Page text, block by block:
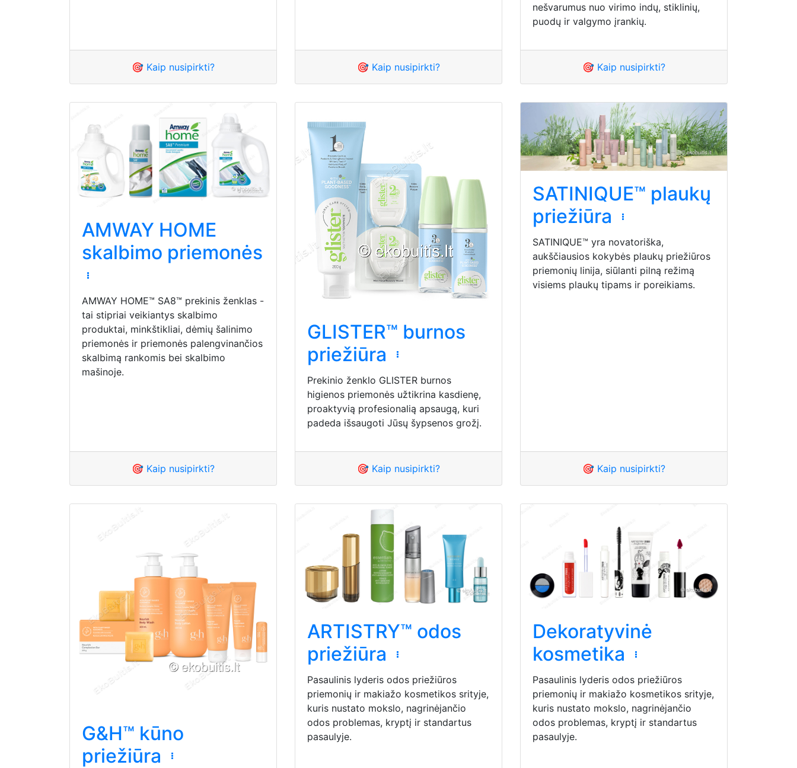
🎯 Kaip nusipirkti? 🎯 Kaip nusipirkti?
nešvarumus nuo virimo indų, stiklinių,
puodų ir valgymo įrankių.
🎯 Kaip nusipirkti?
AMWAY HOME
skalbimo priemonės
AMWAY HOME™ SA8™ prekinis ženklas -
tai stipriai veikiantys skalbimo
produktai, minkštikliai, dėmių šalinimo
priemonės ir priemonės palengvinančios
skalbimą rankomis bei skalbimo
mašinoje.
🎯 Kaip nusipirkti?
GLISTER™ burnos
priežiūra
Prekinio ženklo GLISTER burnos
higienos priemonės užtikrina kasdienę,
proaktyvią profesionalią apsaugą, kuri
padeda išsaugoti Jūsų šypsenos grožį.
🎯 Kaip nusipirkti?
SATINIQUE™ plaukų
priežiūra
SATINIQUE™ yra novatoriška,
aukščiausios kokybės plaukų priežiūros
priemonių linija, siūlanti pilną režimą
visiems plaukų tipams ir poreikiams.
🎯 Kaip nusipirkti?
G&H™ kūno
priežiūra
ARTISTRY™ odos
priežiūra
Pasaulinis lyderis odos priežiūros
priemonių ir makiažo kosmetikos srityje,
kuris nustato mokslo, nagrinėjančio
odos problemas, kryptį ir standartus
pasaulyje.
Dekoratyvinė
kosmetika
Pasaulinis lyderis odos priežiūros
priemonių ir makiažo kosmetikos srityje,
kuris nustato mokslo, nagrinėjančio
odos problemas, kryptį ir standartus
pasaulyje.